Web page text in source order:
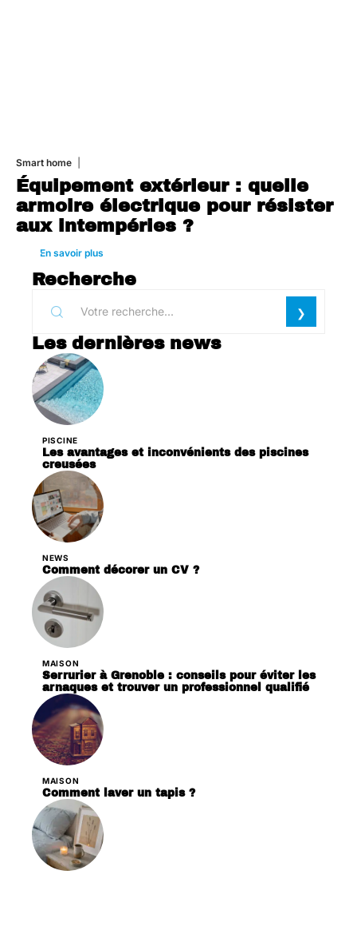
Smart home
Équipement extérieur : quelle
armoire électrique pour résister
aux intempéries ?
En savoir plus
Recherche
Les dernières news
PISCINE
Les avantages et inconvénients des piscines
creusées
NEWS
Comment décorer un CV ?
MAISON
Serrurier à Grenoble : conseils pour éviter les
arnaques et trouver un professionnel qualifié
MAISON
Comment laver un tapis ?